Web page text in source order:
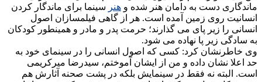
ماندگاری دست به دامان هنر شده و هنر سینما برای ماندگار کردن
انسانیت روی زمین آمده است. هر از گاهی فیلمسازان اصول
انسانی را زیر پای می گذارند؛ حرمت پدر و مادر و همینطور کودکان
به سادگی زیر پا نهاده می شود.
وی خاطرنشان کرد: کسی که اصول انسانی را در سینمای خود به
حد اعلا نشان داده و من از ایشان آموختم، سیدرضا میرکریمی
است. البته نه فقط در سینمایش بلکه در پشت صحنه آثارش هم